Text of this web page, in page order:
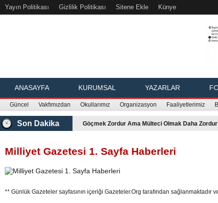
Yayın Politikası Gizlilik Politikası Sitene Ekle Künye
ANASAYFA KURUMSAL YAZARLAR
Güncel Vakfımızdan Okullarımız Organizasyon Faaliyetlerimiz
Son Dakika Göçmek Zordur Ama Mülteci Olmak Daha Zordur
Milliyet Gazetesi 1. Sayfa Haberleri
** Günlük Gazeteler sayfasının içeriği Gazeteler.Org tarafından sağlanmaktadır